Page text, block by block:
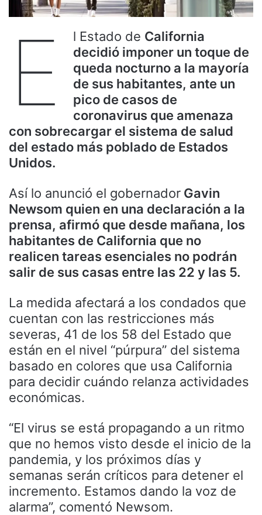
E l Estado de California
decidió imponer un toque de
queda nocturno a la mayoría
de sus habitantes, ante un
pico de casos de
coronavirus que amenaza
con sobrecargar el sistema de salud
del estado más poblado de Estados
Unidos.
Así lo anunció el gobernador Gavin
Newsom quien en una declaración a la
prensa, afirmó que desde mañana, los
habitantes de California que no
realicen tareas esenciales no podrán
salir de sus casas entre las 22 y las 5.
La medida afectará a los condados que
cuentan con las restricciones más
severas, 41 de los 58 del Estado que
están en el nivel “púrpura” del sistema
basado en colores que usa California
para decidir cuándo relanza actividades
económicas.
“El virus se está propagando a un ritmo
que no hemos visto desde el inicio de la
pandemia, y los próximos días y
semanas serán críticos para detener el
incremento. Estamos dando la voz de
alarma”, comentó Newsom.